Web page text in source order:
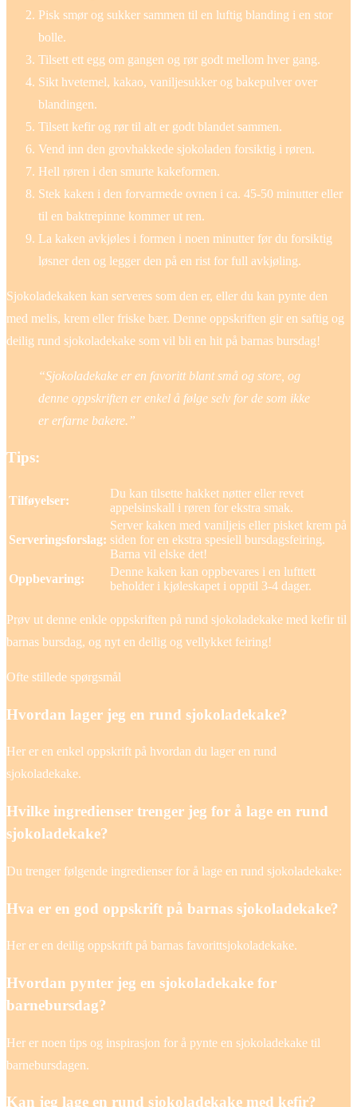
Pisk smør og sukker sammen til en luftig blanding i en stor
bolle.
Tilsett ett egg om gangen og rør godt mellom hver gang.
Sikt hvetemel, kakao, vaniljesukker og bakepulver over
blandingen.
Tilsett kefir og rør til alt er godt blandet sammen.
Vend inn den grovhakkede sjokoladen forsiktig i røren.
Hell røren i den smurte kakeformen.
Stek kaken i den forvarmede ovnen i ca. 45-50 minutter eller
til en baktrepinne kommer ut ren.
La kaken avkjøles i formen i noen minutter før du forsiktig
løsner den og legger den på en rist for full avkjøling.
Sjokoladekaken kan serveres som den er, eller du kan pynte den
med melis, krem eller friske bær. Denne oppskriften gir en saftig og
deilig rund sjokoladekake som vil bli en hit på barnas bursdag!
“Sjokoladekake er en favoritt blant små og store, og
denne oppskriften er enkel å følge selv for de som ikke
er erfarne bakere.”
Tips:
Tilføyelser:
Du kan tilsette hakket nøtter eller revet
appelsinskall i røren for ekstra smak.
Serveringsforslag:
Server kaken med vaniljeis eller pisket krem på
siden for en ekstra spesiell bursdagsfeiring.
Barna vil elske det!
Oppbevaring:
Denne kaken kan oppbevares i en lufttett
beholder i kjøleskapet i opptil 3-4 dager.
Prøv ut denne enkle oppskriften på rund sjokoladekake med kefir til
barnas bursdag, og nyt en deilig og vellykket feiring!
Ofte stillede spørgsmål
Hvordan lager jeg en rund sjokoladekake?
Her er en enkel oppskrift på hvordan du lager en rund
sjokoladekake.
Hvilke ingredienser trenger jeg for å lage en rund
sjokoladekake?
Du trenger følgende ingredienser for å lage en rund sjokoladekake:
Hva er en god oppskrift på barnas sjokoladekake?
Her er en deilig oppskrift på barnas favorittsjokoladekake.
Hvordan pynter jeg en sjokoladekake for
barnebursdag?
Her er noen tips og inspirasjon for å pynte en sjokoladekake til
barnebursdagen.
Kan jeg lage en rund sjokoladekake med kefir?